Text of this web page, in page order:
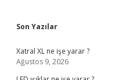
Sidebar
Son Yazılar
Xatral XL ne işe yarar ?
Ağustos 9, 2026